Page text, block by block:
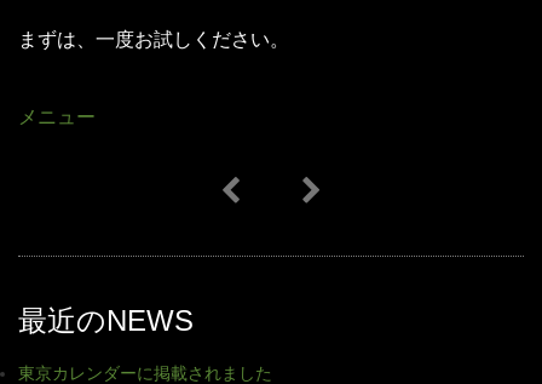
まずは、一度お試しください。
メニュー
最近のNEWS
東京カレンダーに掲載されました